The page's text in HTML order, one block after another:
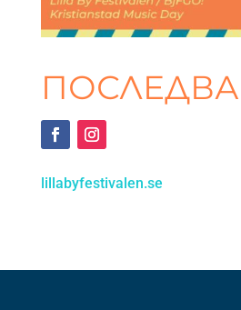
lillabyfestivalen.se